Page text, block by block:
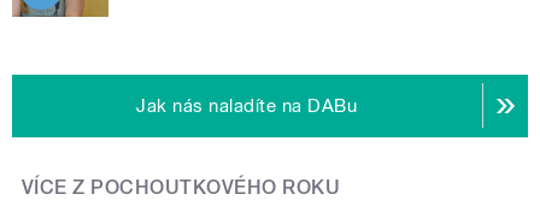
Jak nás naladíte na DABu
VÍCE Z POCHOUTKOVÉHO ROKU